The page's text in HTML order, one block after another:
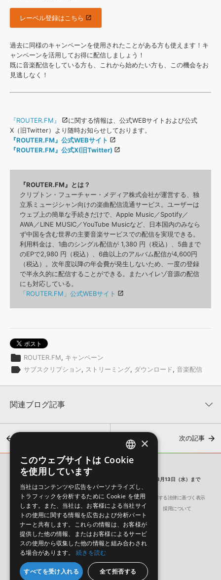
SLSレーベル登録はこちら
過去に同様のキャンペーンを使用されたことがある方も使えます！キ
ャンペーンを活用してお得に配信しましょう！
既に音楽配信をしている方も、これから始めたい方も、この機会をお
見逃しなく！
『ROUTER.FM』
に関する情報は、公式WEBサイトおよび公式
X（旧Twitter）より随時お知らせしております。
『ROUTER.FM』公式WEBサイト
『ROUTER.FM』公式X(旧Twitter)
『ROUTER.FM』とは？
クリプトン・フューチャー・メディア株式会社が運営する、独
立系ミュージシャン向けの楽曲配信流通サービス。ユーザーは
ウェブ上の簡単な手続きだけで、Apple Music／Spotify／
AWA／LINE MUSIC／YouTube Musicなど、日本国内のみなら
ず中国を含む世界の主要音楽サービスでの配信を実現できる。
利用料金は、1曲のシングル配信が 1,380 円（税込）、5曲まで
のEPで2,980 円（税込）、6曲以上のアルバム配信が4,600円
（税込）。次年度以降の年会費が発生しないため、一度の登録
で半永久的に配信することができる。またハイレゾ音源の配信
にも対応している。
「ROUTER.FM」公式WEBサイト
folder ROUTER.FM, キャンペーン
label サブスクリプション, ストリーミング, ダウンロード, 音楽配信
関連ブログ記事
【音楽配信TIPS】Instagram活用で楽曲の露出を伸ばす 3つの秘
策
2026年7月31日 16:00
次の記事
【ROUTER.FM】シングル無料キャンペーン開催！！2024年3月13日（水）まで
会社概要 環境保護（CSR）への取り組み
特定商取引に関する法律に基づく表示
サイト動作環境
利用規約 個人情報の保護について 採用について
© Crypton Future Media, INC.
日本語
ENGLISH
×
このウェブサイトは Cookie
を使用しています
当社はコンテンツや広告をパーソナライズし、
トラフィックを分析するために Cookie を使用
します。また、当社は、お客様による当社サイ
トの使用に関する情報を広告および分析パート
ナーと共有します。これらの情報は、お客様が
提供した他の情報、またはお客様によるサービ
スの使用から収集した他の情報と組み合わされ
る場合があります。
続きを読む
すべてを受け入れる 全て拒否する